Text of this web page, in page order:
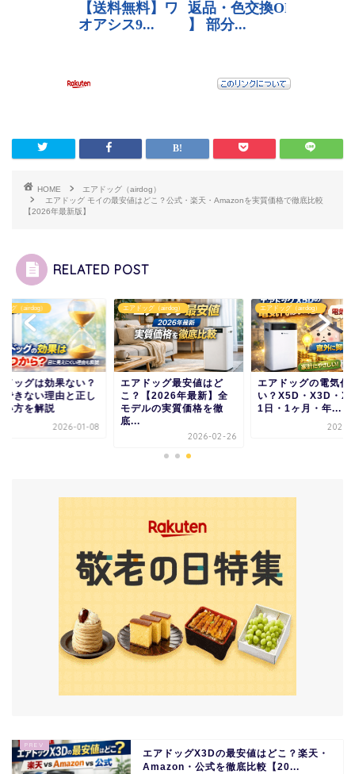
HOME
エアドッグ（airdog）
エアドッグ モイの最安値はどこ？公式・楽天・Amazonを実質価格で徹底比較
【2026年最新版】
RELATED POST
ッグ（airdog）
ドッグは効果ない？
できない理由と正し
い方を解説
2026-01-08
エアドッグ（airdog）
エアドッグ最安値はど
こ？【2026年最新】全
モデルの実質価格を徹
底...
2026-02-26
エアドッグ（airdog）
エアドッグの電気代
い？X5D・X3D・
1日・1ヶ月・年...
2026-
エアドッグX3Dの最安値はどこ？楽天・
Amazon・公式を徹底比較【20...